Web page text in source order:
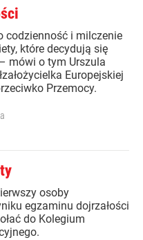
codzienność i milczenie
które decydują się
mówi o tym Urszula
Europejskiej
Przemocy.
osoby
egzaminu dojrzałości
do Kolegium